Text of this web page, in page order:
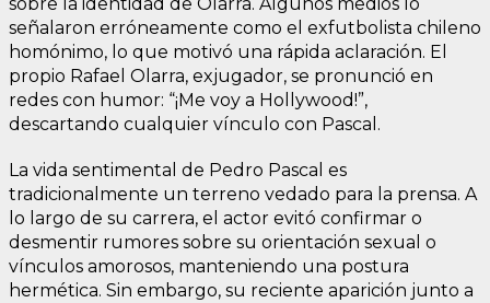
señalaron erróneamente como el exfutbolista chileno
homónimo, lo que motivó una rápida aclaración. El
propio Rafael Olarra, exjugador, se pronunció en
redes con humor: “¡Me voy a Hollywood!”,
descartando cualquier vínculo con Pascal.
La vida sentimental de Pedro Pascal es
tradicionalmente un terreno vedado para la prensa. A
lo largo de su carrera, el actor evitó confirmar o
desmentir rumores sobre su orientación sexual o
vínculos amorosos, manteniendo una postura
hermética. Sin embargo, su reciente aparición junto a